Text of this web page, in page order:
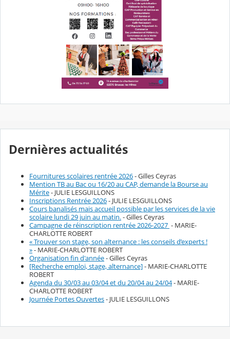
Dernières actualités
Fournitures scolaires rentrée 2026- Gilles Ceyras
Mention TB au Bac ou 16/20 au CAP, demande la Bourse au
Mérite- JULIE LESGUILLONS
Inscriptions Rentrée 2026- JULIE LESGUILLONS
Cours banalisés mais accueil possible par les services de la vie
scolaire lundi 29 juin au matin.- Gilles Ceyras
Campagne de réinscription rentrée 2026-2027 - MARIE-
CHARLOTTE ROBERT
« Trouver son stage, son alternance : les conseils d’experts !
»- MARIE-CHARLOTTE ROBERT
Organisation fin d'année- Gilles Ceyras
[Recherche emploi, stage, alternance]- MARIE-CHARLOTTE
ROBERT
Agenda du 30/03 au 03/04 et du 20/04 au 24/04- MARIE-
CHARLOTTE ROBERT
Journée Portes Ouvertes- JULIE LESGUILLONS